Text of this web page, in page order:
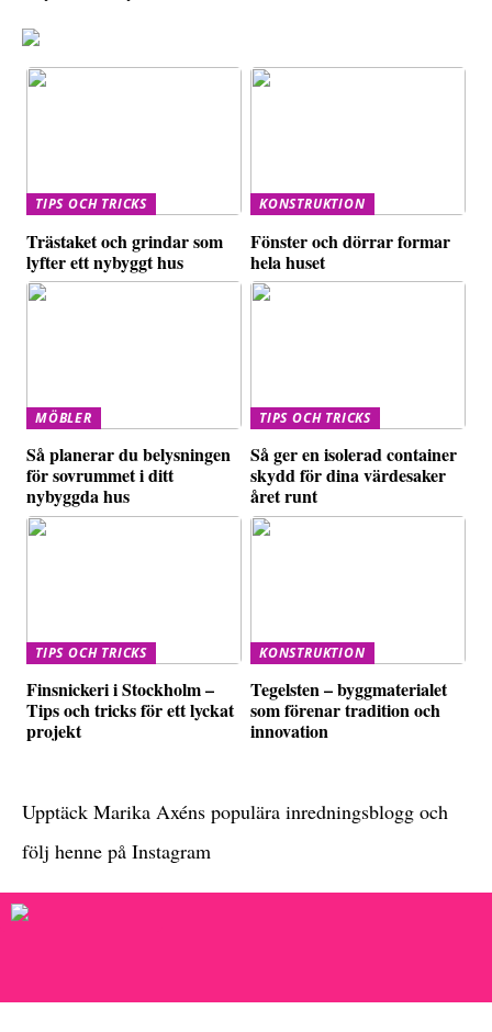
TIPS OCH TRICKS
Trästaket och grindar som
lyfter ett nybyggt hus
KONSTRUKTION
Fönster och dörrar formar
hela huset
MÖBLER
Så planerar du belysningen
för sovrummet i ditt
nybyggda hus
TIPS OCH TRICKS
Så ger en isolerad container
skydd för dina värdesaker
året runt
TIPS OCH TRICKS
Finsnickeri i Stockholm –
Tips och tricks för ett lyckat
projekt
KONSTRUKTION
Tegelsten – byggmaterialet
som förenar tradition och
innovation
Upptäck Marika Axéns populära inredningsblogg och
följ henne på Instagram